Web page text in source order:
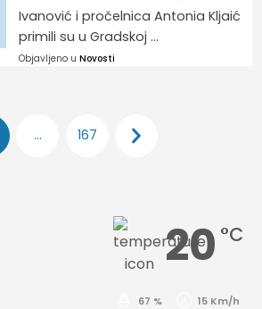
Ivanović i pročelnica Antonia Kljaić
primili su u Gradskoj ...
Objavljeno uNovosti
… 167
20 °C
67 % 15 Km/h